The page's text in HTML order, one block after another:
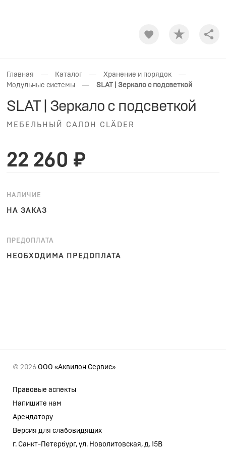
Главная — Каталог — Хранение и порядок —
Модульные системы — SLAT | Зеркало с подсветкой
SLAT | Зеркало с подсветкой
МЕБЕЛЬНЫЙ САЛОН CLÄDER
22 260 ₽
НАЛИЧИЕ
НА ЗАКАЗ
ПРЕДОПЛАТА
НЕОБХОДИМА ПРЕДОПЛАТА
© 2026 ООО «Аквилон Сервис»
Правовые аспекты
Напишите нам
Арендатору
Версия для слабовидящих
г. Санкт-Петербург, ул. Новолитовская, д. 15В